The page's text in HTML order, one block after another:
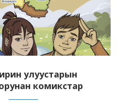
улуустарын
комикстар